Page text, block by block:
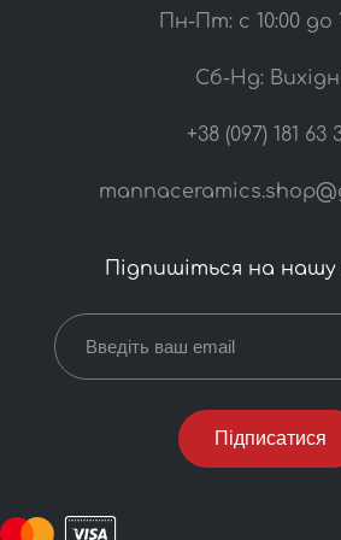
Пн-Пт: с 10:00 до
Сб-Нд:
+38 (097) 181 63
Підпишіться на нашу